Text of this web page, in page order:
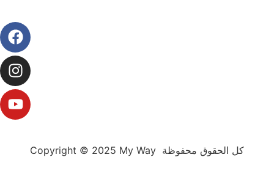
Copyright © 2025 My Way كل الحقوق محفوظة